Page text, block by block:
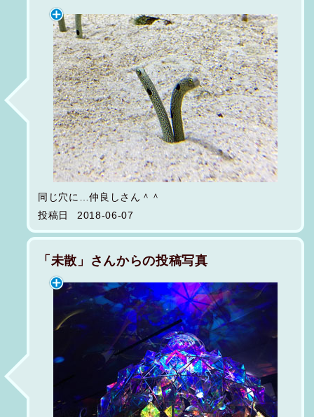
同じ穴に…仲良しさん＾＾
投稿日
2018-06-07
「未散」さんからの投稿写真